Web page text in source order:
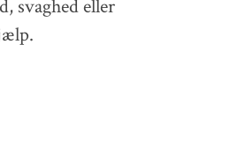
svaghed eller